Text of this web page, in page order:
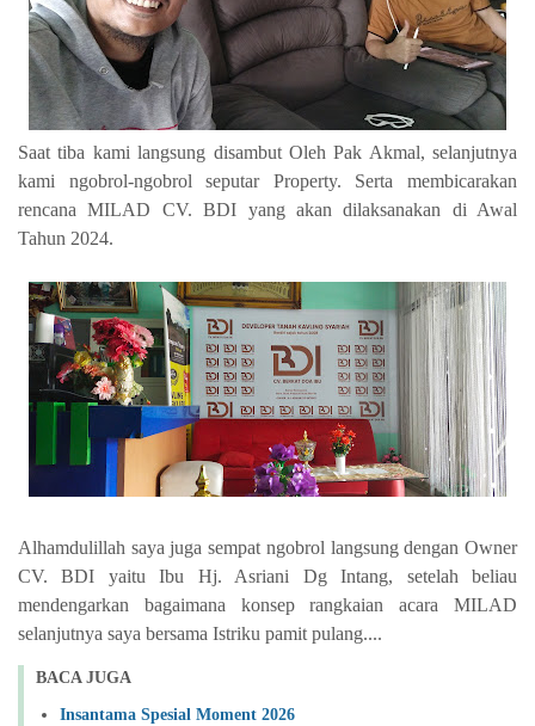
Saat tiba kami langsung disambut Oleh Pak Akmal, selanjutnya
kami ngobrol-ngobrol seputar Property. Serta membicarakan
rencana MILAD CV. BDI yang akan dilaksanakan di Awal
Tahun 2024.
Alhamdulillah saya juga sempat ngobrol langsung dengan Owner
CV. BDI yaitu Ibu Hj. Asriani Dg Intang, setelah beliau
mendengarkan bagaimana konsep rangkaian acara MILAD
selanjutnya saya bersama Istriku pamit pulang....
BACA JUGA
Insantama Spesial Moment 2026